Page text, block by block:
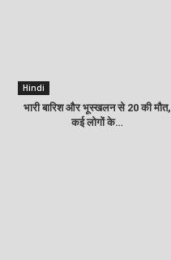
Hindi
भारी बारिश और भूस्खलन से 20 की मौत,
कई लोगों के…